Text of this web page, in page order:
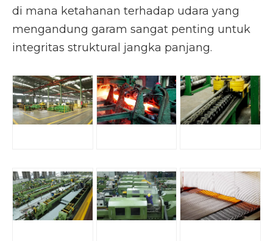
di mana ketahanan terhadap udara yang
mengandung garam sangat penting untuk
integritas struktural jangka panjang.